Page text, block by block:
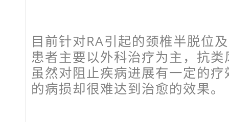
目前针对RA引起的颈椎半脱位
患者主要以外科治疗为主，抗
虽然对阻止疾病进展有一定的
的病损却很难达到治愈的效果。